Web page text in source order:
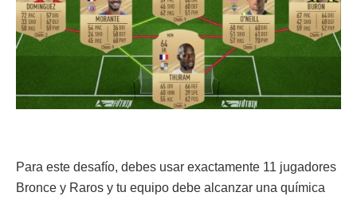
Para este desafío, debes usar exactamente 11 jugadores
Bronce y Raros y tu equipo debe alcanzar una química